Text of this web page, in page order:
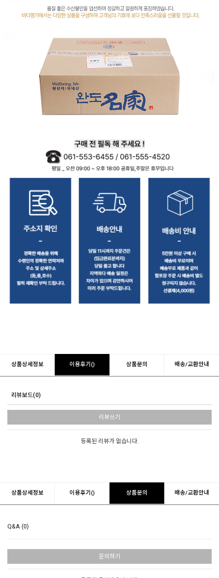
상품상세정보 이용후기() 상품문의 배송/교환안내
리뷰보드(0)
리뷰쓰기
등록된 리뷰가 없습니다.
상품상세정보 이용후기() 상품문의 배송/교환안내
Q&A (0)
문의하기